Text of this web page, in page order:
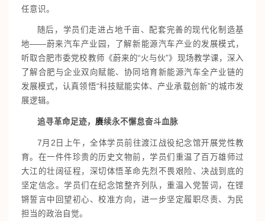
任意识。
随后，学员们走进占地千亩、配套完善的现代化制造基
地——蔚来汽车产业园，了解新能源汽车产业的发展模式，
听取合肥市委党校教师《蔚来的“火与伙”》现场教学课，深入
了解合肥与企业双向赋能、协同培育新能源汽车全产业链的
发展模式，认真领悟“科技赋能实体、产业承载创新”的城市发
展逻辑。
追寻革命足迹， 赓续永不懈怠奋斗血脉
7月2日上午，全体学员前往渡江战役纪念馆开展党性教
育。在一件件珍贵的历史文物前，学员们重温了百万雄师过
大江的壮阔征程，深切体悟革命先烈不畏艰险、决战到底的
坚定信念。学员们在纪念馆整齐列队，重温入党誓词，在铿
锵誓言中回望初心、校准方向，进一步坚定履职尽责、为民
担当的政治自觉。